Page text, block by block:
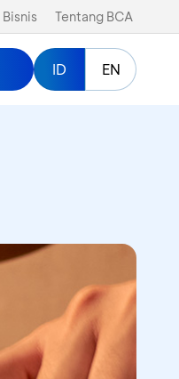
Bisnis Tentang BCA
ID EN